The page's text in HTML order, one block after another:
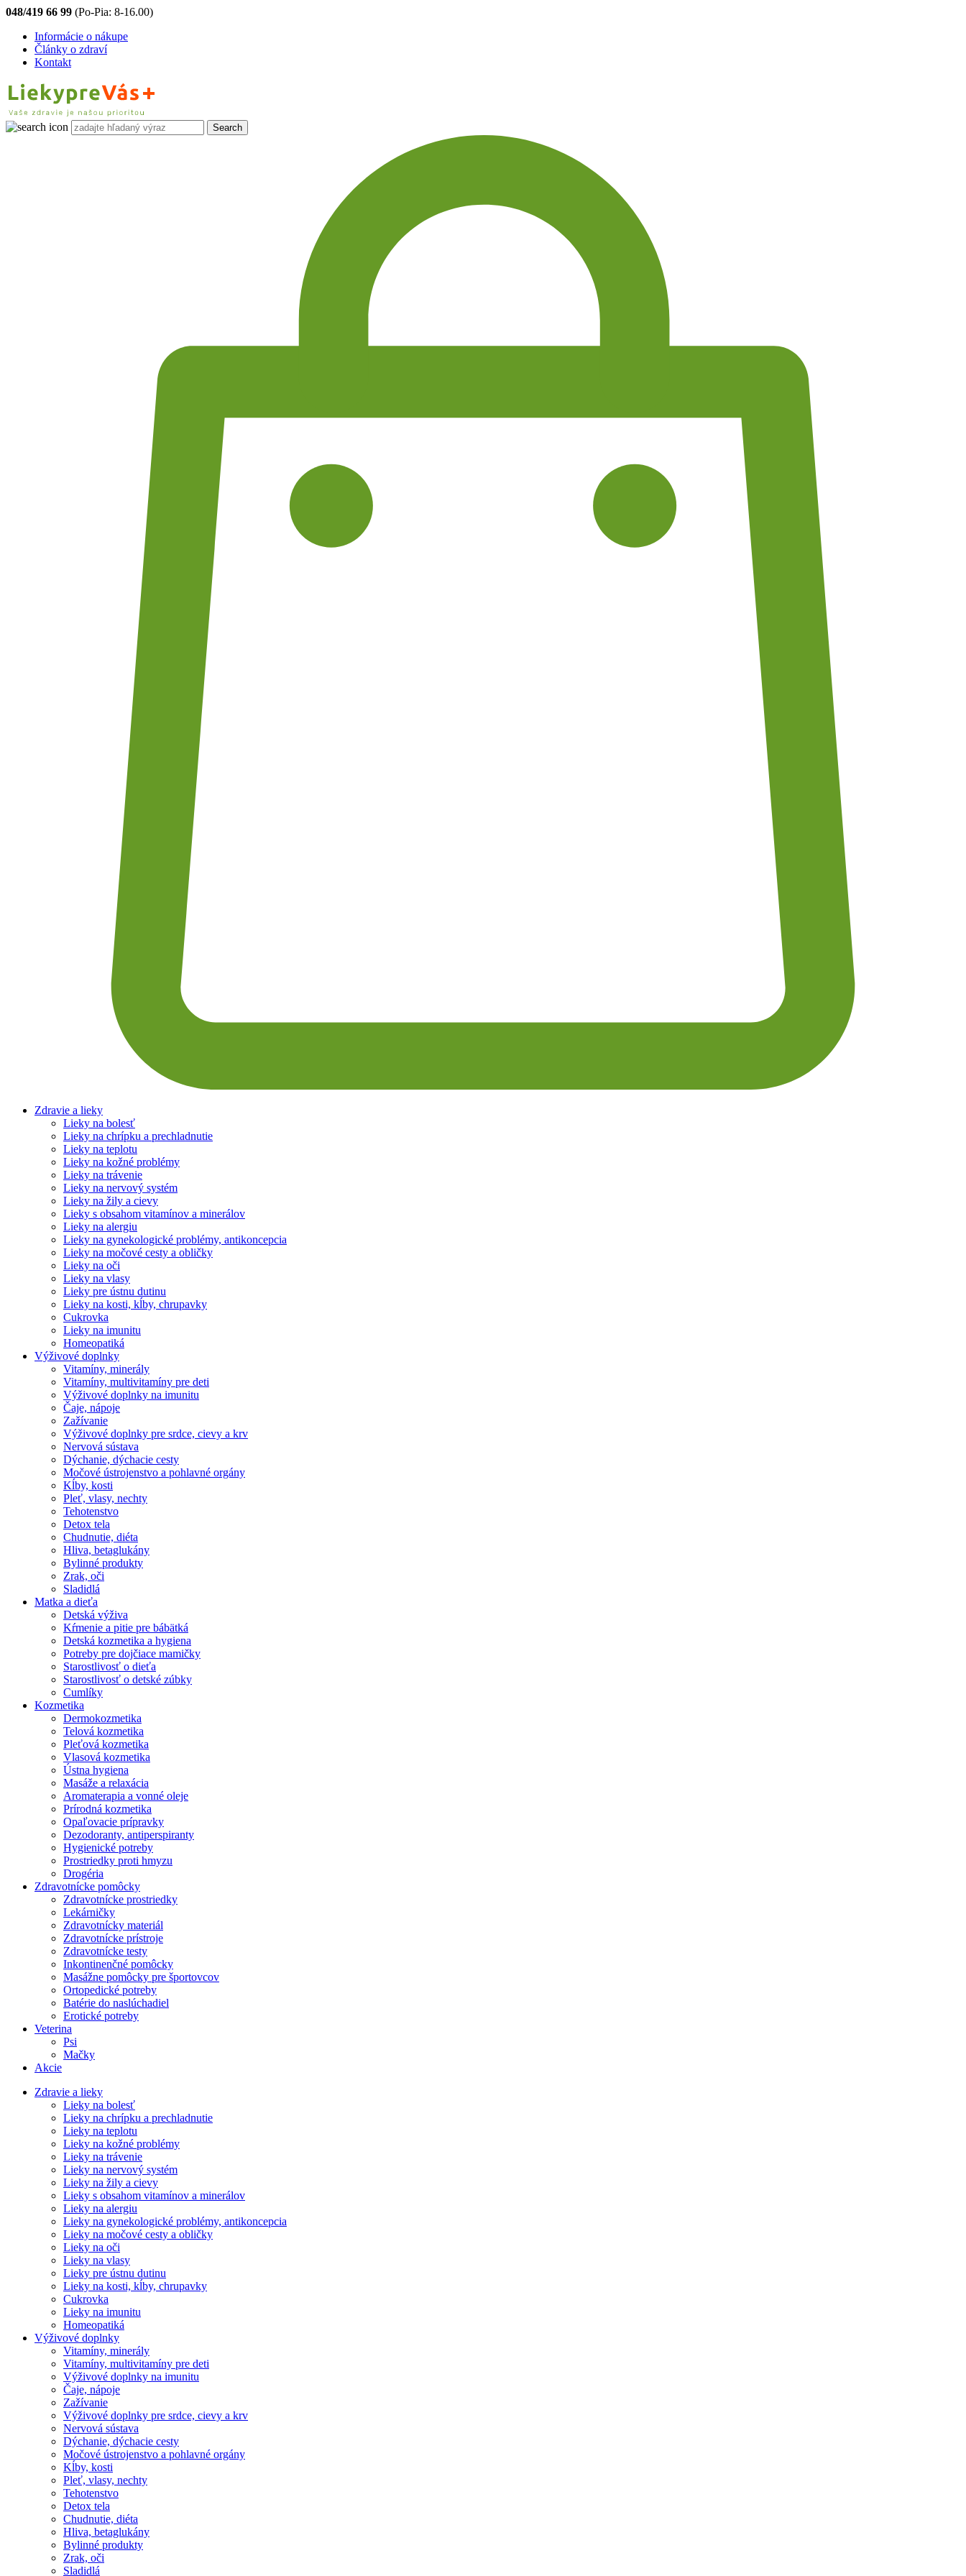
048/419 66 99 (Po-Pia: 8-16.00)
Informácie o nákupe
Články o zdraví
Kontakt
Zdravie a lieky
Lieky na bolesť
Lieky na chrípku a prechladnutie
Lieky na teplotu
Lieky na kožné problémy
Lieky na trávenie
Lieky na nervový systém
Lieky na žily a cievy
Lieky s obsahom vitamínov a minerálov
Lieky na alergiu
Lieky na gynekologické problémy, antikoncepcia
Lieky na močové cesty a obličky
Lieky na oči
Lieky na vlasy
Lieky pre ústnu dutinu
Lieky na kosti, kĺby, chrupavky
Cukrovka
Lieky na imunitu
Homeopatiká
Výživové doplnky
Vitamíny, minerály
Vitamíny, multivitamíny pre deti
Výživové doplnky na imunitu
Čaje, nápoje
Zažívanie
Výživové doplnky pre srdce, cievy a krv
Nervová sústava
Dýchanie, dýchacie cesty
Močové ústrojenstvo a pohlavné orgány
Kĺby, kosti
Pleť, vlasy, nechty
Tehotenstvo
Detox tela
Chudnutie, diéta
Hliva, betaglukány
Bylinné produkty
Zrak, oči
Sladidlá
Matka a dieťa
Detská výživa
Kŕmenie a pitie pre bábätká
Detská kozmetika a hygiena
Potreby pre dojčiace mamičky
Starostlivosť o dieťa
Starostlivosť o detské zúbky
Cumlíky
Kozmetika
Dermokozmetika
Telová kozmetika
Pleťová kozmetika
Vlasová kozmetika
Ústna hygiena
Masáže a relaxácia
Aromaterapia a vonné oleje
Prírodná kozmetika
Opaľovacie prípravky
Dezodoranty, antiperspiranty
Hygienické potreby
Prostriedky proti hmyzu
Drogéria
Zdravotnícke pomôcky
Zdravotnícke prostriedky
Lekárničky
Zdravotnícky materiál
Zdravotnícke prístroje
Zdravotnícke testy
Inkontinenčné pomôcky
Masážne pomôcky pre športovcov
Ortopedické potreby
Batérie do naslúchadiel
Erotické potreby
Veterina
Psi
Mačky
Akcie
Zdravie a lieky
Lieky na bolesť
Lieky na chrípku a prechladnutie
Lieky na teplotu
Lieky na kožné problémy
Lieky na trávenie
Lieky na nervový systém
Lieky na žily a cievy
Lieky s obsahom vitamínov a minerálov
Lieky na alergiu
Lieky na gynekologické problémy, antikoncepcia
Lieky na močové cesty a obličky
Lieky na oči
Lieky na vlasy
Lieky pre ústnu dutinu
Lieky na kosti, kĺby, chrupavky
Cukrovka
Lieky na imunitu
Homeopatiká
Výživové doplnky
Vitamíny, minerály
Vitamíny, multivitamíny pre deti
Výživové doplnky na imunitu
Čaje, nápoje
Zažívanie
Výživové doplnky pre srdce, cievy a krv
Nervová sústava
Dýchanie, dýchacie cesty
Močové ústrojenstvo a pohlavné orgány
Kĺby, kosti
Pleť, vlasy, nechty
Tehotenstvo
Detox tela
Chudnutie, diéta
Hliva, betaglukány
Bylinné produkty
Zrak, oči
Sladidlá